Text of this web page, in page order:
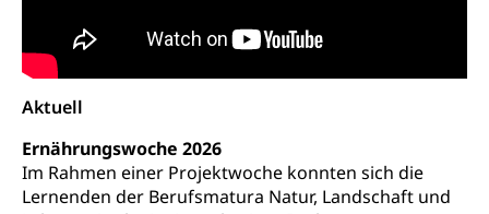
Aktuell
Ernährungswoche 2026
Im Rahmen einer Projektwoche konnten sich die
Lernenden der Berufsmatura Natur, Landschaft und
Reklameplakatsteuer, Verkehrssteuer,
Erbschaftssteuer, Schenkungssteuer, Gewinn- und
Kapitalsteuer
Ombudsstellen
Vermittler, Vermittlungsstelle, Schlichtungsstelle,
Vermittlung, Schlichtung, Mediation